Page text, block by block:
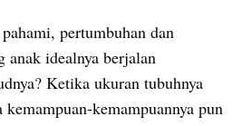
pertumbuhan dan
anak idealnya berjalan
Ketika ukuran tubuhnya
kemampuan-kemampuannya pun